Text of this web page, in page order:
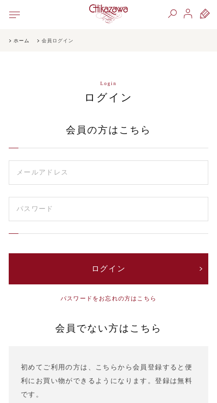
ホーム 会員ログイン
Login
ログイン
会員の方はこちら
パスワードをお忘れの方はこちら
会員でない方はこちら
初めてご利用の方は、こちらから会員登録すると便
利にお買い物ができるようになります。登録は無料
です。